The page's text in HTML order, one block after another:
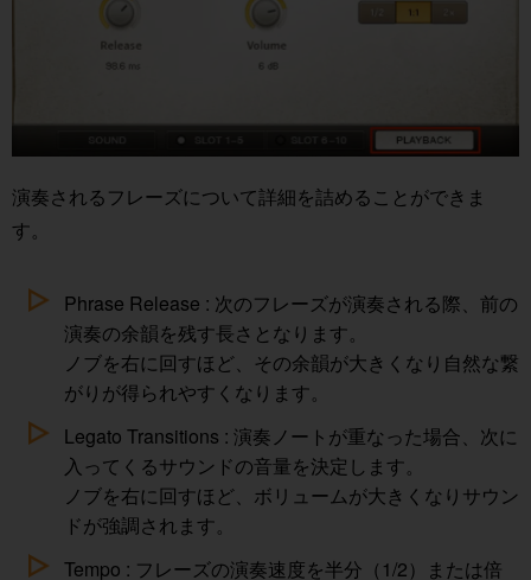
演奏されるフレーズについて詳細を詰めることができま
す。
Phrase Release : 次のフレーズが演奏される際、前の
演奏の余韻を残す長さとなります。
ノブを右に回すほど、その余韻が大きくなり自然な繋
がりが得られやすくなります。
Legato Transitions : 演奏ノートが重なった場合、次に
入ってくるサウンドの音量を決定します。
ノブを右に回すほど、ボリュームが大きくなりサウン
ドが強調されます。
Tempo : フレーズの演奏速度を半分（1/2）または倍